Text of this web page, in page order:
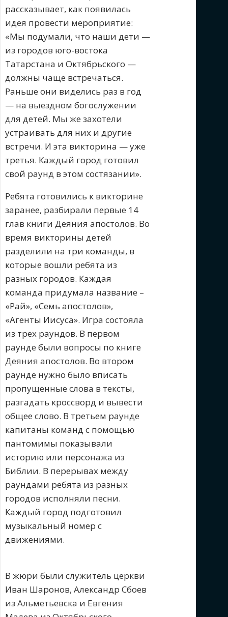
рассказывает, как появилась
идея провести мероприятие:
«Мы подумали, что наши дети —
из городов юго-востока
Татарстана и Октябрьского —
должны чаще встречаться.
Раньше они виделись раз в год
— на выездном богослужении
для детей. Мы же захотели
устраивать для них и другие
встречи. И эта викторина — уже
третья. Каждый город готовил
свой раунд в этом состязании».
Ребята готовились к викторине
заранее, разбирали первые 14
глав книги Деяния апостолов. Во
время викторины детей
разделили на три команды, в
которые вошли ребята из
разных городов. Каждая
команда придумала название –
«Рай», «Семь апостолов»,
«Агенты Иисуса». Игра состояла
из трех раундов. В первом
раунде были вопросы по книге
Деяния апостолов. Во втором
раунде нужно было вписать
пропущенные слова в тексты,
разгадать кроссворд и вывести
общее слово. В третьем раунде
капитаны команд с помощью
пантомимы показывали
историю или персонажа из
Библии. В перерывах между
раундами ребята из разных
городов исполняли песни.
Каждый город подготовил
музыкальный номер с
движениями.
В жюри были служитель церкви
Иван Шаронов, Александр Сбоев
из Альметьевска и Евгения